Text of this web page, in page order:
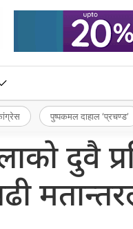
पुष्पकमल दाहाल ‘प्रचण्ड’
दुवै